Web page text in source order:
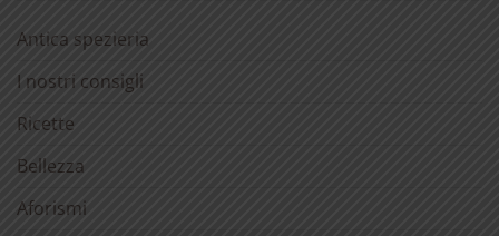
Antica spezieria
I nostri consigli
Ricette
Bellezza
Aforismi